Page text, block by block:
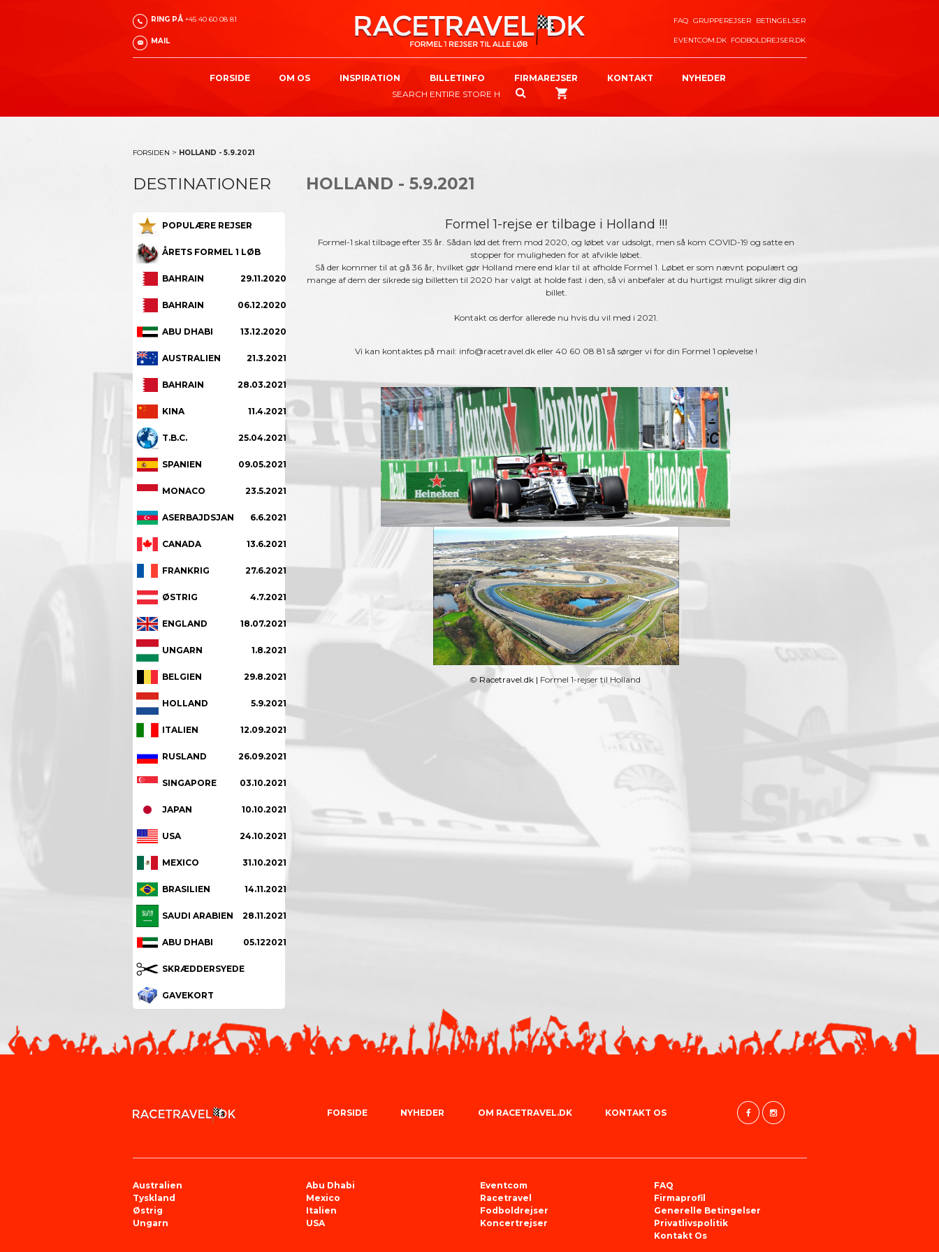
RING PÅ +45 40 60 08 81
MAIL
FAQ GRUPPEREJSER BETINGELSER
EVENTCOM.DK FODBOLDREJSER.DK
FORSIDE OM OS INSPIRATION BILLETINFO FIRMAREJSER KONTAKT NYHEDER
FORSIDEN > HOLLAND - 5.9.2021
DESTINATIONER
POPULÆRE REJSER
ÅRETS FORMEL 1 LØB
BAHRAIN 29.11.2020
BAHRAIN 06.12.2020
ABU DHABI 13.12.2020
AUSTRALIEN 21.3.2021
BAHRAIN 28.03.2021
KINA 11.4.2021
T.B.C. 25.04.2021
SPANIEN 09.05.2021
MONACO 23.5.2021
ASERBAJDSJAN 6.6.2021
CANADA 13.6.2021
FRANKRIG 27.6.2021
ØSTRIG 4.7.2021
ENGLAND 18.07.2021
UNGARN 1.8.2021
BELGIEN 29.8.2021
HOLLAND 5.9.2021
ITALIEN 12.09.2021
RUSLAND 26.09.2021
SINGAPORE 03.10.2021
JAPAN 10.10.2021
USA 24.10.2021
MEXICO 31.10.2021
BRASILIEN 14.11.2021
SAUDI ARABIEN 28.11.2021
ABU DHABI 05.122021
SKRÆDDERSYEDE
GAVEKORT
HOLLAND - 5.9.2021
Formel 1-rejse er tilbage i Holland !!!
Formel-1 skal tilbage efter 35 år. Sådan lød det frem mod 2020, og løbet var udsolgt, men så kom COVID-19 og satte en
stopper for muligheden for at afvikle løbet.
Så der kommer til at gå 36 år, hvilket gør Holland mere end klar til at afholde Formel 1. Løbet er som nævnt populært og
mange af dem der sikrede sig billetten til 2020 har valgt at holde fast i den, så vi anbefaler at du hurtigst muligt sikrer dig din
billet.
Kontakt os derfor allerede nu hvis du vil med i 2021.
Vi kan kontaktes på mail: info@racetravel.dk eller 40 60 08 81 så sørger vi for din Formel 1 oplevelse !
© Racetravel.dk | Formel 1-rejser til Holland
FORSIDE NYHEDER OM RACETRAVEL.DK KONTAKT OS
Australien
Tyskland
Østrig
Ungarn
Abu Dhabi
Mexico
Italien
USA
Eventcom
Racetravel
Fodboldrejser
Koncertrejser
FAQ
Firmaprofil
Generelle Betingelser
Privatlivspolitik
Kontakt Os